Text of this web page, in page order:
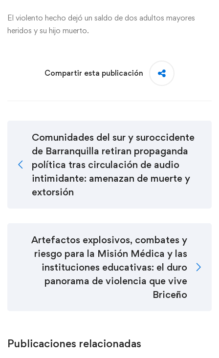
El violento hecho dejó un saldo de dos adultos mayores
heridos y su hijo muerto.
Compartir esta publicación
Comunidades del sur y suroccidente
de Barranquilla retiran propaganda
política tras circulación de audio
intimidante: amenazan de muerte y
extorsión
Artefactos explosivos, combates y
riesgo para la Misión Médica y las
instituciones educativas: el duro
panorama de violencia que vive
Briceño
Publicaciones relacionadas